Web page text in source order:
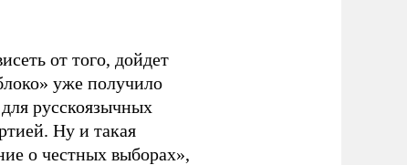
от того, дойдет
уже получило
русскоязычных
Ну и такая
о честных выборах»,